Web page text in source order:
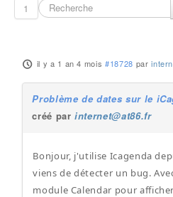
1
il y a 1 an 4 mois #18728 par
Problème de dates sur le
créé parinternet@at86.fr
Bonjour, j'utilise Icagenda
viens de détecter un bug.
module Calendar pour